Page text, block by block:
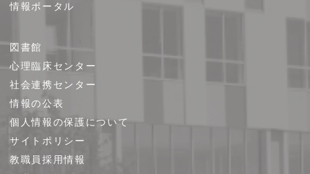
情報ポータル
図書館
心理臨床センター
社会連携センター
情報の公表
個人情報の保護について
サイトポリシー
教職員採用情報